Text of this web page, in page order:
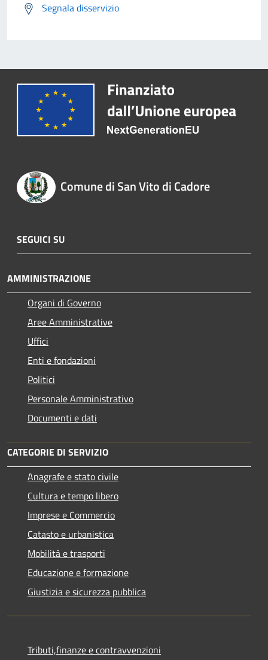
Segnala disservizio
Comune di San Vito di Cadore
SEGUICI SU
AMMINISTRAZIONE
Organi di Governo
Aree Amministrative
Uffici
Enti e fondazioni
Politici
Personale Amministrativo
Documenti e dati
CATEGORIE DI SERVIZIO
Anagrafe e stato civile
Cultura e tempo libero
Imprese e Commercio
Catasto e urbanistica
Mobilità e trasporti
Educazione e formazione
Giustizia e sicurezza pubblica
Tributi,finanze e contravvenzioni